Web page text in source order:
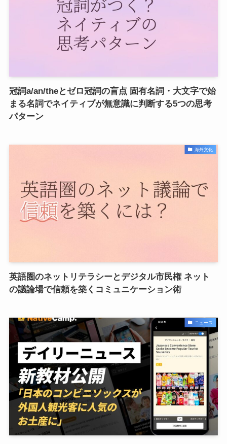
冠詞a/an/theとゼロ冠詞の盲点 固有名詞・大文字で始
まる名詞でネイティブが無意識に判断する5つの思考
パターン
海外文化
英語圏のネットリテラシーとデジタル市民権 ネット
の議論場で信頼を築くコミュニケーション術
ニュース